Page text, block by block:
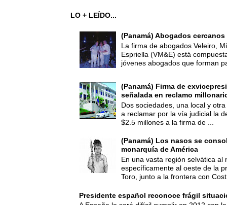
LO + LEÍDO...
(Panamá) Abogados
La firma de abogados Veleiro,
Espriella (VM&E) está
jóvenes abogados que forman
(Panamá) Firma de
señalada en reclamo
Dos sociedades, una local y
a reclamar por la vía judicial la
$2.5 millones a la firma de ...
(Panamá) Los nasos se
monarquía de América
En una vasta región selvática al
específicamente al oeste de la
Toro, junto a la frontera con
Presidente español reconoce frágil